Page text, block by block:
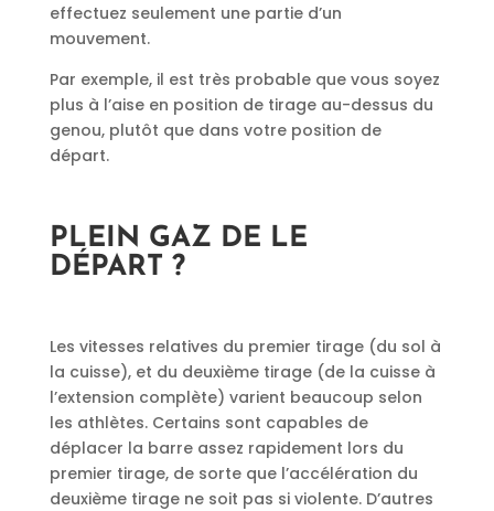
effectuez seulement une partie d’un
mouvement.
Par exemple, il est très probable que vous soyez
plus à l’aise en position de tirage au-dessus du
genou, plutôt que dans votre position de
départ.
PLEIN GAZ DE LE
DÉPART ?
Les vitesses relatives du premier tirage (du sol à
la cuisse), et du deuxième tirage (de la cuisse à
l’extension complète) varient beaucoup selon
les athlètes. Certains sont capables de
déplacer la barre assez rapidement lors du
premier tirage, de sorte que l’accélération du
deuxième tirage ne soit pas si violente. D’autres